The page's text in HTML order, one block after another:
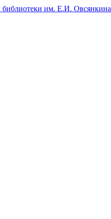
библиотеки им. Е.И. Овсянкина